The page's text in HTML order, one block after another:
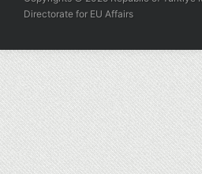
Directorate for EU Affairs